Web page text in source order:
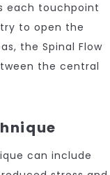
each touchpoint
to open the
the Spinal Flow
the central
can include